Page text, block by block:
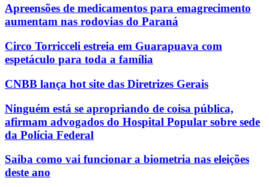
Apreensões de medicamentos para emagrecimento
aumentam nas rodovias do Paraná
Circo Torricceli estreia em Guarapuava com
espetáculo para toda a família
CNBB lança hot site das Diretrizes Gerais
Ninguém está se apropriando de coisa pública,
afirmam advogados do Hospital Popular sobre sede
da Polícia Federal
Saiba como vai funcionar a biometria nas eleições
deste ano